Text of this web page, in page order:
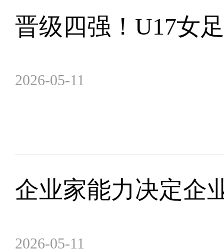
晋级四强！U17女
2026-05-11
企业家能力决定企
2026-05-11